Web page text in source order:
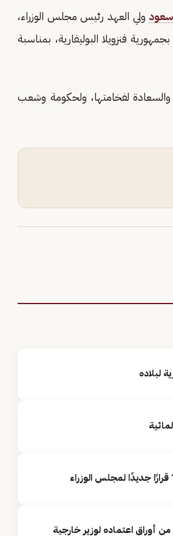
ولي العهد رئيس مجلس الوزراء،
فنزويلا البوليفارية، بمناسبة
لفخامتها، ولحكومة وشعب
لبلاده
أوراق اعتماده لوزير خارجية